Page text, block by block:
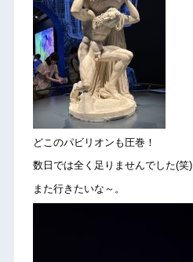
どこのパビリオンも圧巻！
数日では全く足りませんでした(笑)
また行きたいな～。